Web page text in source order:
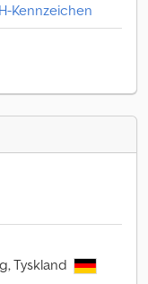
Kennzeichen
Tyskland